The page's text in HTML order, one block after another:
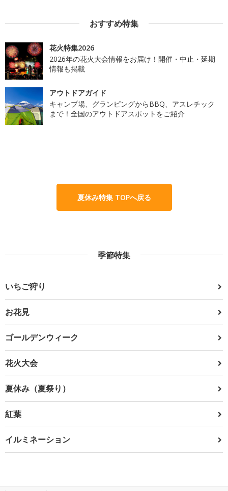
おすすめ特集
花火特集2026
2026年の花火大会情報をお届け！開催・中止・延期
情報も掲載
アウトドアガイド
キャンプ場、グランピングからBBQ、アスレチック
まで！全国のアウトドアスポットをご紹介
夏休み特集 TOPへ戻る
季節特集
いちご狩り
お花見
ゴールデンウィーク
花火大会
夏休み（夏祭り）
紅葉
イルミネーション